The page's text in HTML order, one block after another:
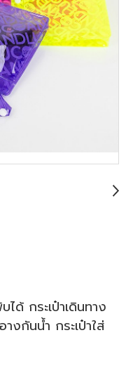
ด้ กระเป๋าเดินทาง
างกันน้ำ กระเป๋าใส่